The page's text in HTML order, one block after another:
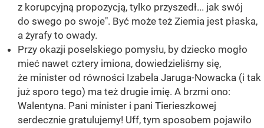
z korupcyjną propozycją, tylko przyszedł... jak swój
do swego po swoje". Być może też Ziemia jest płaska,
a żyrafy to owady.
Przy okazji poselskiego pomysłu, by dziecko mogło
mieć nawet cztery imiona, dowiedzieliśmy się,
że minister od równości Izabela Jaruga-Nowacka (i tak
już sporo tego) ma też drugie imię. A brzmi ono:
Walentyna. Pani minister i pani Tierieszkowej
serdecznie gratulujemy! Uff, tym sposobem pojawiło